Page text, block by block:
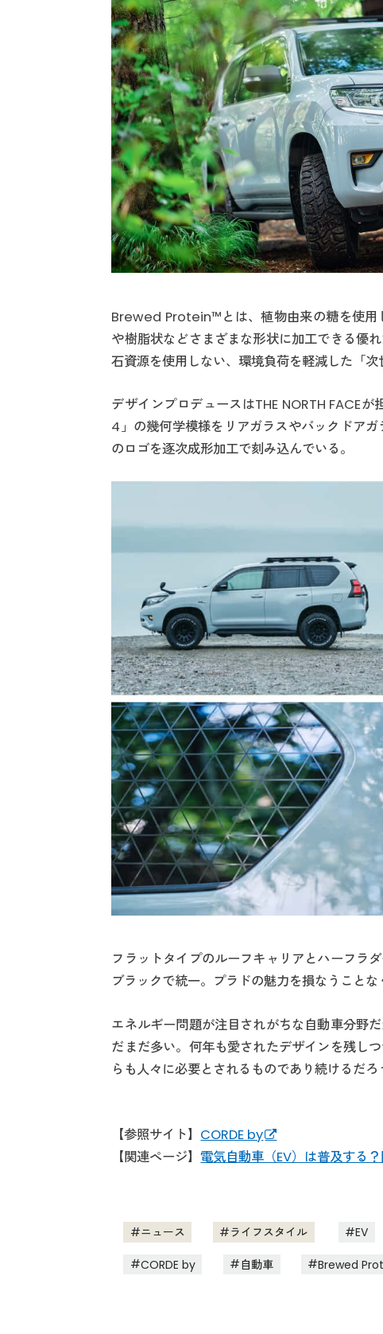
Brewed Protein™とは、植物由来の糖を使用
や樹脂状などさまざまな形状に加工できる優
石資源を使用しない、環境負荷を軽減した「
デザインプロデュースはTHE NORTH FACE
4」の幾何学模様をリアガラスやバックドア
のロゴを逐次成形加工で刻み込んでいる。
フラットタイプのルーフキャリアとハーフラ
ブラックで統一。プラドの魅力を損なうこと
エネルギー問題が注目されがちな自動車分野
だまだ多い。何年も愛されたデザインを残し
らも人々に必要とされるものであり続けるだろ
【参照サイト】 CORDE by
【関連ページ】電気自動車（EV）は普及する
ニュース ライフスタイル EV
CORDE by 自動車 Brewed